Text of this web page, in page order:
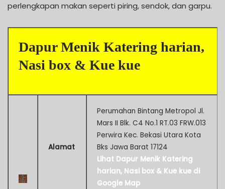
perlengkapan makan seperti piring, sendok, dan garpu.
Dapur Menik Katering harian,
Nasi box & Kue kue
Alamat
Perumahan Bintang Metropol Jl.
Mars II Blk. C4 No.1 RT.03 FRW.013
Perwira Kec. Bekasi Utara Kota
Bks Jawa Barat 17124
Lihat Dapur Menik Katering
harian, Nasi box & Kue kue di
Google Map